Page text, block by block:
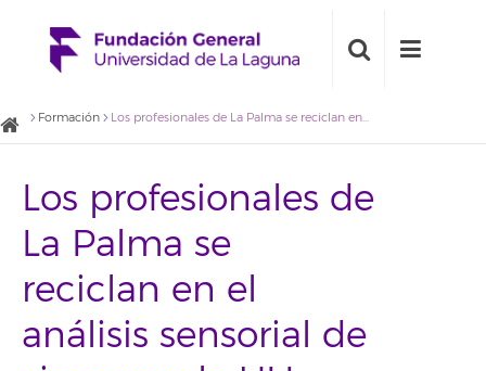
Formación Los profesionales de La Palma se reciclan en el análisis sensorial de vinos con la ULL
Los profesionales de
La Palma se
reciclan en el
análisis sensorial de